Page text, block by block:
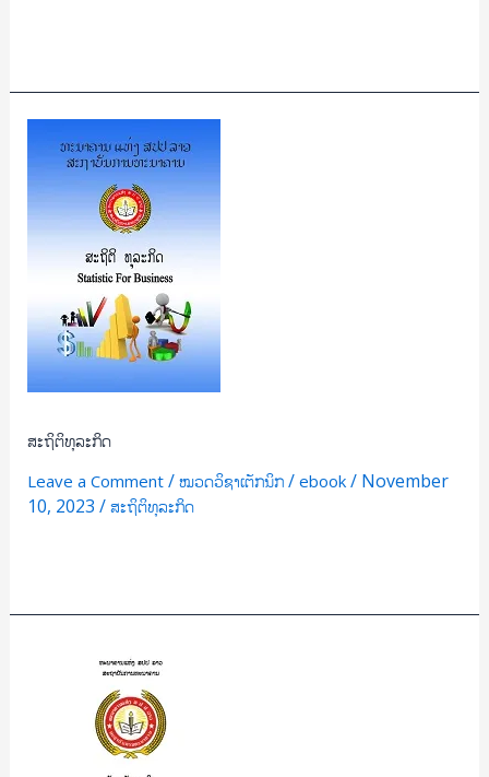
ສະຖິຕິທຸລະກິດ
Leave a Comment / ໝວດວິຊາເຕັກນິກ/ ebook / November
10, 2023 / ສະຖິຕິທຸລະກິດ
ທຸລະກິດ